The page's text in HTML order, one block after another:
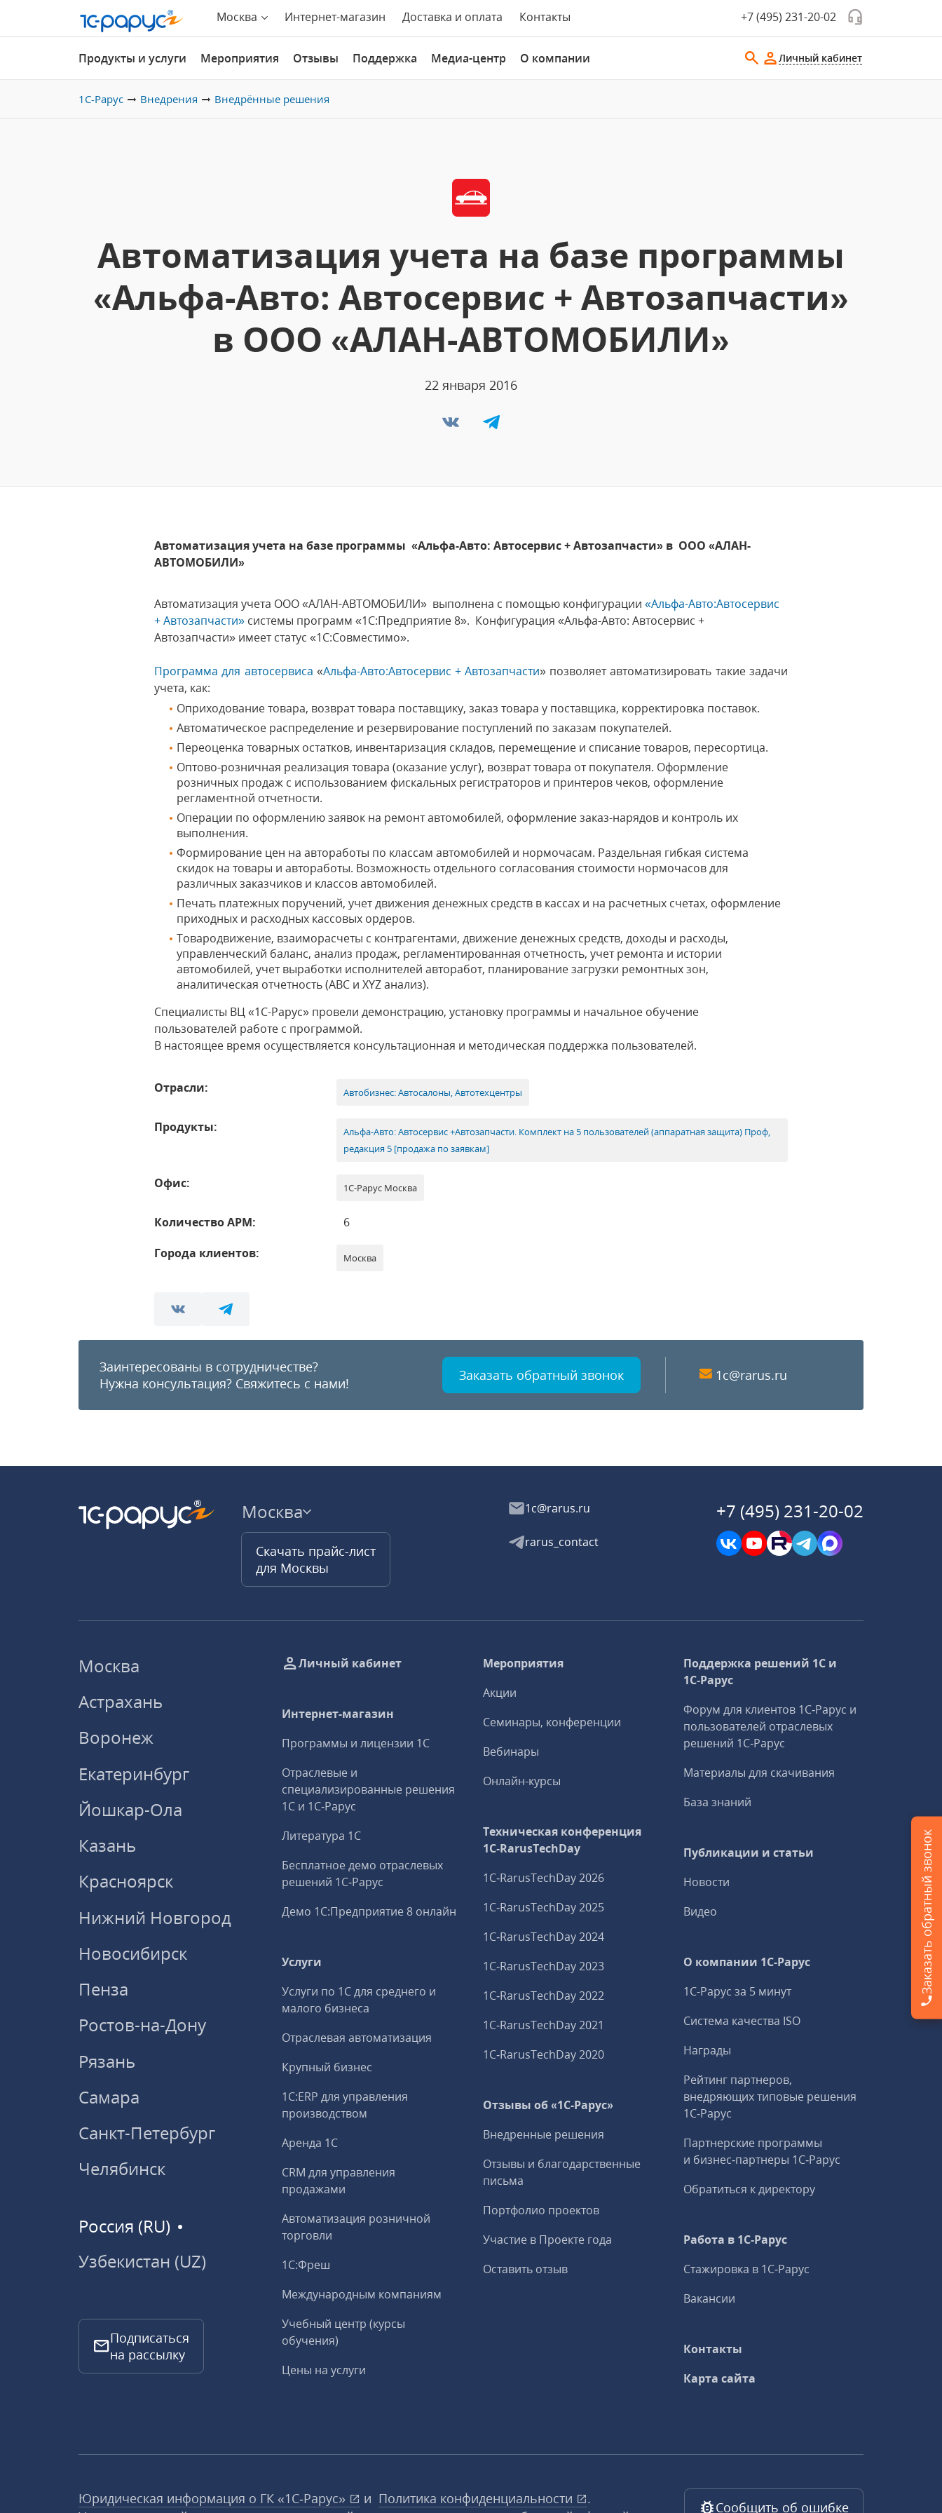
Москва Интернет-магазин Доставка и оплата Контакты +7 (495) 231-20-02
Продукты и услуги Мероприятия Отзывы Поддержка Медиа-центр О компании Личный кабинет
1С-Рарус Внедрения Внедрённые решения
Автоматизация учета на базе программы
«Альфа-Авто: Автосервис + Автозапчасти»
в ООО «АЛАН-АВТОМОБИЛИ»
22 января 2016
Автоматизация учета на базе программы «Альфа-Авто: Автосервис + Автозапчасти» в ООО «АЛАН-
АВТОМОБИЛИ»
Автоматизация учета ООО «АЛАН-АВТОМОБИЛИ» выполнена с помощью конфигурации«Альфа-Авто:Автосервис
+ Автозапчасти» системы программ «1С:Предприятие 8». Конфигурация «Альфа-Авто: Автосервис +
Автозапчасти» имеет статус «1С:Совместимо».
Программа для автосервиса «Альфа-Авто:Автосервис + Автозапчасти» позволяет автоматизировать такие задачи
учета, как:
Оприходование товара, возврат товара поставщику, заказ товара у поставщика, корректировка поставок.
Автоматическое распределение и резервирование поступлений по заказам покупателей.
Переоценка товарных остатков, инвентаризация складов, перемещение и списание товаров, пересортица.
Оптово-розничная реализация товара (оказание услуг), возврат товара от покупателя. Оформление
розничных продаж с использованием фискальных регистраторов и принтеров чеков, оформление
регламентной отчетности.
Операции по оформлению заявок на ремонт автомобилей, оформление заказ-нарядов и контроль их
выполнения.
Формирование цен на автоработы по классам автомобилей и нормочасам. Раздельная гибкая система
скидок на товары и автоработы. Возможность отдельного согласования стоимости нормочасов для
различных заказчиков и классов автомобилей.
Печать платежных поручений, учет движения денежных средств в кассах и на расчетных счетах, оформление
приходных и расходных кассовых ордеров.
Товародвижение, взаиморасчеты с контрагентами, движение денежных средств, доходы и расходы,
управленческий баланс, анализ продаж, регламентированная отчетность, учет ремонта и истории
автомобилей, учет выработки исполнителей авторабот, планирование загрузки ремонтных зон,
аналитическая отчетность (ABC и XYZ анализ).
Специалисты ВЦ «1С-Рарус» провели демонстрацию, установку программы и начальное обучение
пользователей работе с программой.
В настоящее время осуществляется консультационная и методическая поддержка пользователей.
Отрасли: Автобизнес: Автосалоны, Автотехцентры
Продукты:
Альфа-Авто: Автосервис +Автозапчасти. Комплект на 5 пользователей (аппаратная защита) Проф,
редакция 5 [продажа по заявкам]
Офис: 1С-Рарус Москва
Количество АРМ:
6
Города клиентов:
Москва
Заинтересованы в сотрудничестве?
Нужна консультация? Свяжитесь с нами! Заказать обратный звонок 1c@rarus.ru
Москва
Скачать прайс-лист
для Москвы
1c@rarus.ru
rarus_contact
+7 (495) 231-20-02
Москва
Астрахань
Воронеж
Екатеринбург
Йошкар-Ола
Казань
Красноярск
Нижний Новгород
Новосибирск
Пенза
Ростов-на-Дону
Рязань
Самара
Санкт-Петербург
Челябинск
Россия (RU)
Узбекистан (UZ)
Подписаться
на рассылку
Личный кабинет
Интернет-магазин
Программы и лицензии 1С
Отраслевые и
специализированные решения
1С и 1С‑Рарус
Литература 1С
Бесплатное демо отраслевых
решений 1С‑Рарус
Демо 1С:Предприятие 8 онлайн
Услуги
Услуги по 1С для среднего и
малого бизнеса
Отраслевая автоматизация
Крупный бизнес
1С:ERP для управления
производством
Аренда 1С
CRM для управления
продажами
Автоматизация розничной
торговли
1С:Фреш
Международным компаниям
Учебный центр (курсы
обучения)
Цены на услуги
Мероприятия
Акции
Семинары, конференции
Вебинары
Онлайн-курсы
Техническая конференция
1C‑RarusTechDay
1C‑RarusTechDay 2026
1C‑RarusTechDay 2025
1C‑RarusTechDay 2024
1C‑RarusTechDay 2023
1C‑RarusTechDay 2022
1C‑RarusTechDay 2021
1C‑RarusTechDay 2020
Отзывы об «1С-Рарус»
Внедренные решения
Отзывы и благодарственные
письма
Портфолио проектов
Участие в Проекте года
Оставить отзыв
Поддержка решений 1С и
1С‑Рарус
Форум для клиентов 1С‑Рарус и
пользователей отраслевых
решений 1С‑Рарус
Материалы для скачивания
База знаний
Публикации и статьи
Новости
Видео
О компании 1C-Рарус
1С-Рарус за 5 минут
Система качества ISO
Награды
Рейтинг партнеров,
внедряющих типовые решения
1С‑Рарус
Партнерские программы
и бизнес‑партнеры 1С‑Рарус
Обратиться к директору
Работа в 1С‑Рарус
Стажировка в 1С‑Рарус
Вакансии
Контакты
Карта сайта
Юридическая информация о ГК «1С‑Рарус» и Политика конфиденциальности
.
Сообщить об ошибке
Заказать обратный звонок